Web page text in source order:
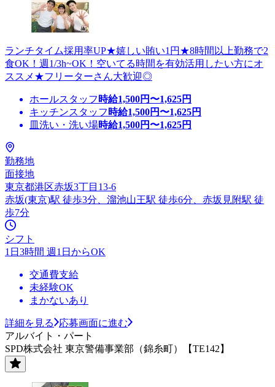
ランチタイム採用率UP★嬉しい賄い1円★8時間以上勤務で2
食OK！週1/3h~OK！空いてる時間を有効活用したい方にオ
ススメ★フリーターさん大歓迎◎
ホールスタッフ 時給1,500円〜1,625円
キッチンスタッフ 時給1,500円〜1,625円
皿洗い・洗い場時給1,500円〜1,625円
勤務地
面接地
東京都港区赤坂3丁目13-6
赤坂(東京)駅 徒歩3分、溜池山王駅 徒歩6分、赤坂見附駅 徒
歩7分
シフト
1日3時間 週1日からOK
交通費支給
未経験OK
まかないあり
詳細を見る
応募画面に進む
アルバイト・パート
SPD株式会社 東京警備事業部（錦糸町）【TE142】